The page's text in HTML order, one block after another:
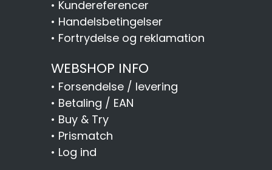
• Kundereferencer
• Handelsbetingelser
• Fortrydelse og reklamation
WEBSHOP INFO
• Forsendelse / levering
• Betaling / EAN
• Buy & Try
• Prismatch
• Log ind